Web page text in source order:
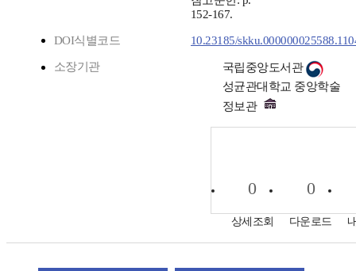
152-167.
DOI식별코드 10.23185/
소장기관
국립중앙도서관
성균관대학교 중앙학술
정보관
0
상세조회
0
다운로드